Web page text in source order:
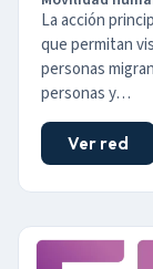
La acción
que permitan
personas
personas y…
Ver red